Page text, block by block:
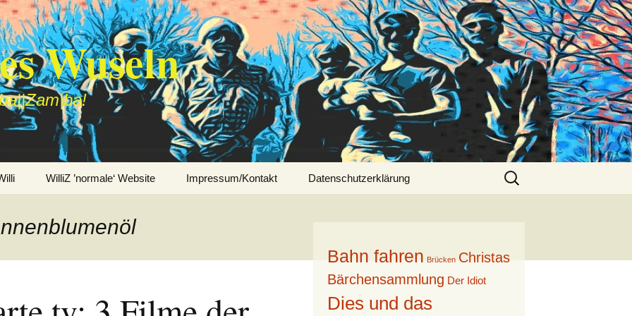
Wuseln
WilliZ ’normale‘ Website Impressum/Kontakt Datenschutzerklärung
Suche
nach:
Bahn fahren Brücken Christas
Bärchensammlung Der Idiot
Dies und das